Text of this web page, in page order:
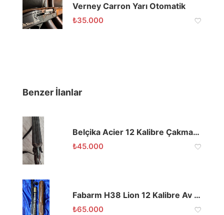
Verney Carron Yarı Otomatik
₺35.000
Benzer İlanlar
Belçika Acier 12 Kalibre Çakmaklı Çifte Tüfek
₺45.000
Fabarm H38 Lion 12 Kalibre Av Tüfeği
₺65.000